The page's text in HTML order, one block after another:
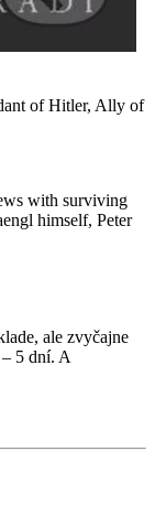
of Hitler, Ally of
with surviving
himself, Peter
ale zvyčajne
5 dní. A